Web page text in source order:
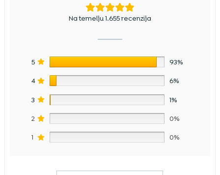
Na temelju 1.655 recenzija
5 93%
4 6%
3 1%
2 0%
1 0%